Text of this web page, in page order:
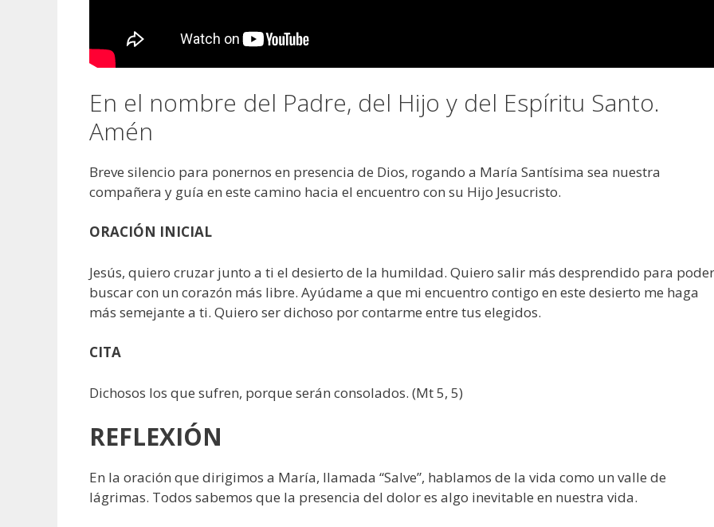
En el nombre del Padre, del Hijo y del Espíritu Santo.
Amén
Breve silencio para ponernos en presencia de Dios, rogando a María Santísima sea nuestra
compañera y guía en este camino hacia el encuentro con su Hijo Jesucristo.
ORACIÓN INICIAL
Jesús, quiero cruzar junto a ti el desierto de la humildad. Quiero salir más desprendido para
buscar con un corazón más libre. Ayúdame a que mi encuentro contigo en este desierto me haga
más semejante a ti. Quiero ser dichoso por contarme entre tus elegidos.
CITA
Dichosos los que sufren, porque serán consolados. (Mt 5, 5)
REFLEXIÓN
En la oración que dirigimos a María, llamada “Salve”, hablamos de la vida como un valle de
lágrimas. Todos sabemos que la presencia del dolor es algo inevitable en nuestra vida.